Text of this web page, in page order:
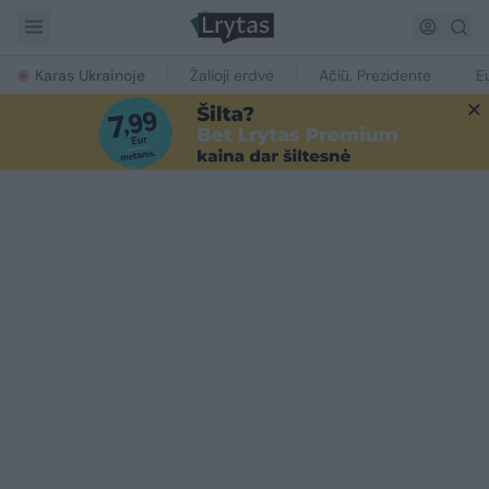
Karas Ukrainoje Žalioji erdvė Ačiū, Prezidente